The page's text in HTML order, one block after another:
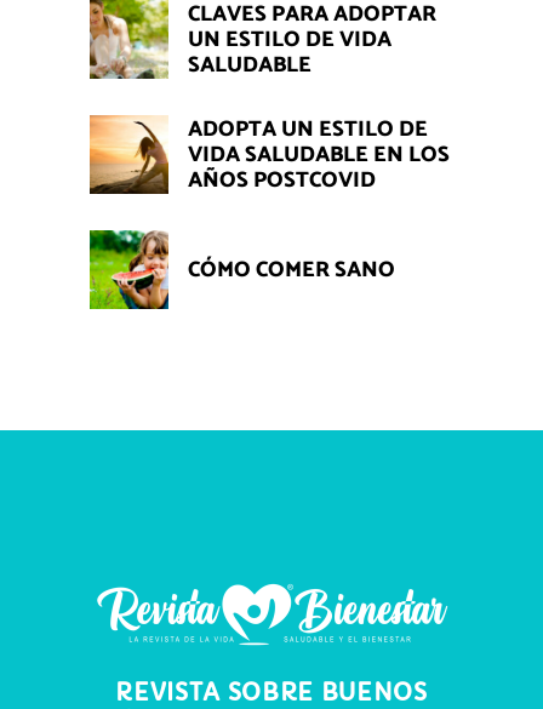
CLAVES PARA ADOPTAR
UN ESTILO DE VIDA
SALUDABLE
ADOPTA UN ESTILO DE
VIDA SALUDABLE EN LOS
AÑOS POSTCOVID
CÓMO COMER SANO
REVISTA SOBRE BUENOS